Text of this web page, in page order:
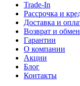
Trade-In
Рассрочка и
Доставка и
Возврат и обмен
Гарантии
О компании
Акции
Блог
Контакты